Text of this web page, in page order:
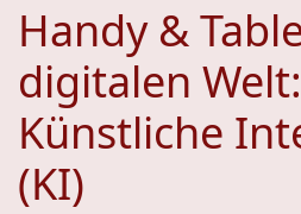
Handy &
digitalen Welt:
Künstliche
(KI)